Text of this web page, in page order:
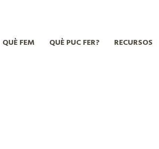
QUÈ FEM QUÈ PUC FER? RECURSOS